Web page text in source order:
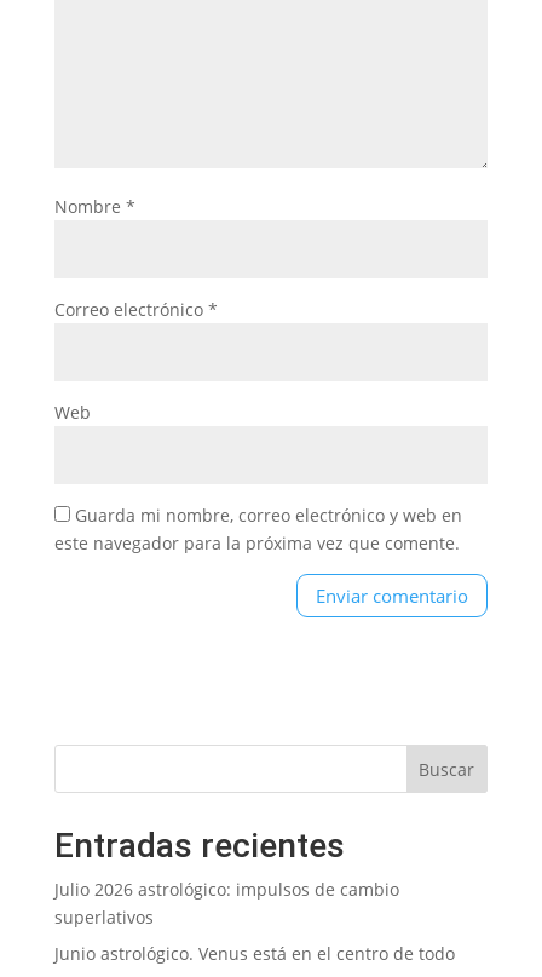
Nombre *
Correo electrónico *
Web
Guarda mi nombre, correo electrónico y web en
este navegador para la próxima vez que comente.
Entradas recientes
Julio 2026 astrológico: impulsos de cambio
superlativos
Junio astrológico. Venus está en el centro de todo